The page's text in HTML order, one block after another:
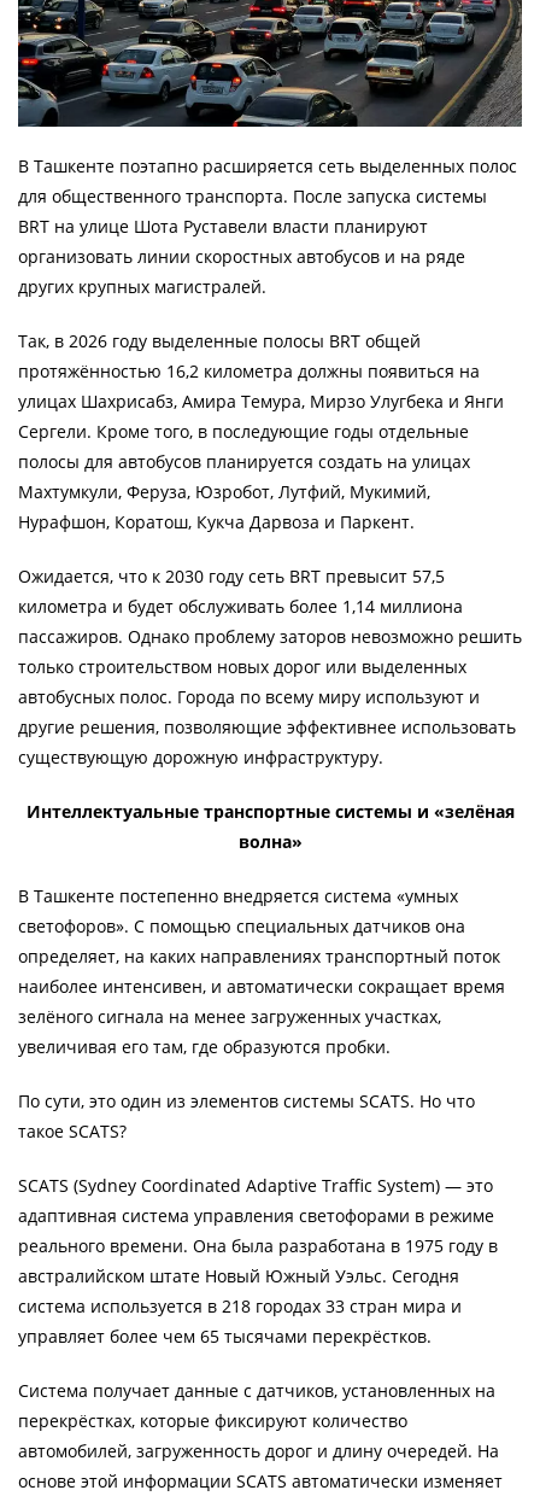
В Ташкенте поэтапно расширяется сеть выделенных полос
для общественного транспорта. После запуска системы
BRT на улице Шота Руставели власти планируют
организовать линии скоростных автобусов и на ряде
других крупных магистралей.
Так, в 2026 году выделенные полосы BRT общей
протяжённостью 16,2 километра должны появиться на
улицах Шахрисабз, Амира Темура, Мирзо Улугбека и Янги
Сергели. Кроме того, в последующие годы отдельные
полосы для автобусов планируется создать на улицах
Махтумкули, Феруза, Юзробот, Лутфий, Мукимий,
Нурафшон, Коратош, Кукча Дарвоза и Паркент.
Ожидается, что к 2030 году сеть BRT превысит 57,5
километра и будет обслуживать более 1,14 миллиона
пассажиров. Однако проблему заторов невозможно решить
только строительством новых дорог или выделенных
автобусных полос. Города по всему миру используют и
другие решения, позволяющие эффективнее использовать
существующую дорожную инфраструктуру.
Интеллектуальные транспортные системы и «зелёная
волна»
В Ташкенте постепенно внедряется система «умных
светофоров». С помощью специальных датчиков она
определяет, на каких направлениях транспортный поток
наиболее интенсивен, и автоматически сокращает время
зелёного сигнала на менее загруженных участках,
увеличивая его там, где образуются пробки.
По сути, это один из элементов системы SCATS. Но что
такое SCATS?
SCATS (Sydney Coordinated Adaptive Traffic System) — это
адаптивная система управления светофорами в режиме
реального времени. Она была разработана в 1975 году в
австралийском штате Новый Южный Уэльс. Сегодня
система используется в 218 городах 33 стран мира и
управляет более чем 65 тысячами перекрёстков.
Система получает данные с датчиков, установленных на
перекрёстках, которые фиксируют количество
автомобилей, загруженность дорог и длину очередей. На
основе этой информации SCATS автоматически изменяет